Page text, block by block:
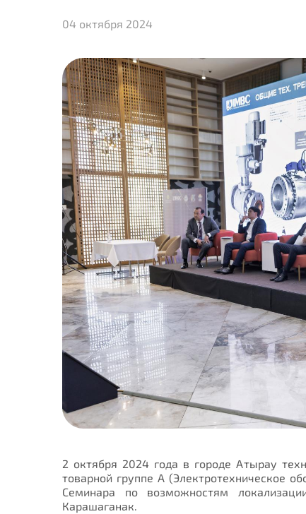
04 октября 2024
2 октября 2024 года в городе Атырау
товарной группе А (Электротехническое
Семинара по возможностям
Карашаганак.